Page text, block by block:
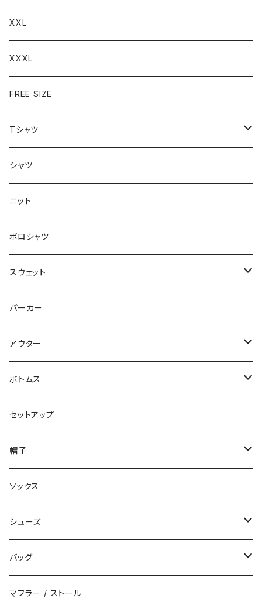
XXL
XXXL
FREE SIZE
Tシャツ
半袖
ロングTシャツ
タンクトップ
シャツ
ニット
ポロシャツ
スウェット
トップス
パンツ
パーカー
アウター
ジャケット
コート
ダウン
ベスト
ボトムス
ロングパンツ
ハーフパンツ
デニムパンツ
セットアップ
帽子
ニット帽 / ビーニー
キャップ
ハット
ソックス
シューズ
スニーカー
サンダル
バッグ
エコバッグ / マーケットバッグ
マフラー / ストール